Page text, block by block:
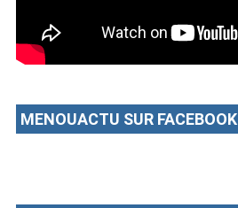
MENOUACTU SUR FACEBOOK